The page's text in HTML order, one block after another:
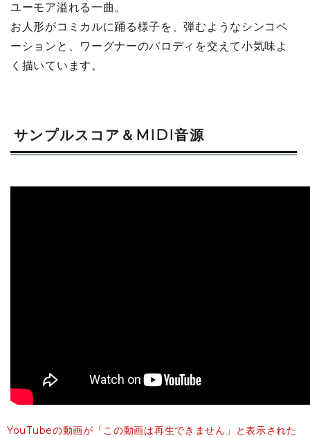
ユーモア溢れる一曲。
お人形がコミカルに踊る様子を、弾むようなシンコペ
ーションと、ワーグナーのパロディを交えて小気味よ
く描いています。
サンプルスコア＆MIDI音源
YouTubeの動画が「この動画は再生できません」と表示された